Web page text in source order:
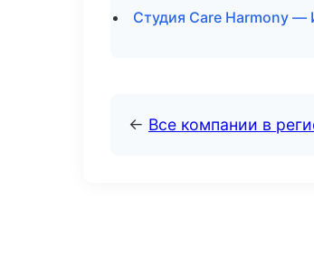
Студия Care Harmony —
← Все компании в